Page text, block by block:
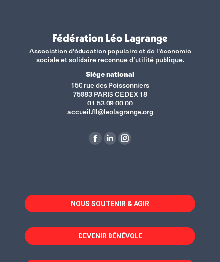
Fédération Léo Lagrange
Association d'éducation populaire et de l'économie
sociale et solidaire reconnue d’utilité publique.
Siège national
150 rue des Poissonniers
75883 PARIS CEDEX 18
01 53 09 00 00
accueil.fll@leolagrange.org
La
dans
une
fenêtre
La
dans
une
fenêtre
La
dans
une
fenêtre
NOUS SOUTENIR & AGIR
DEVENIR BÉNÉVOLE